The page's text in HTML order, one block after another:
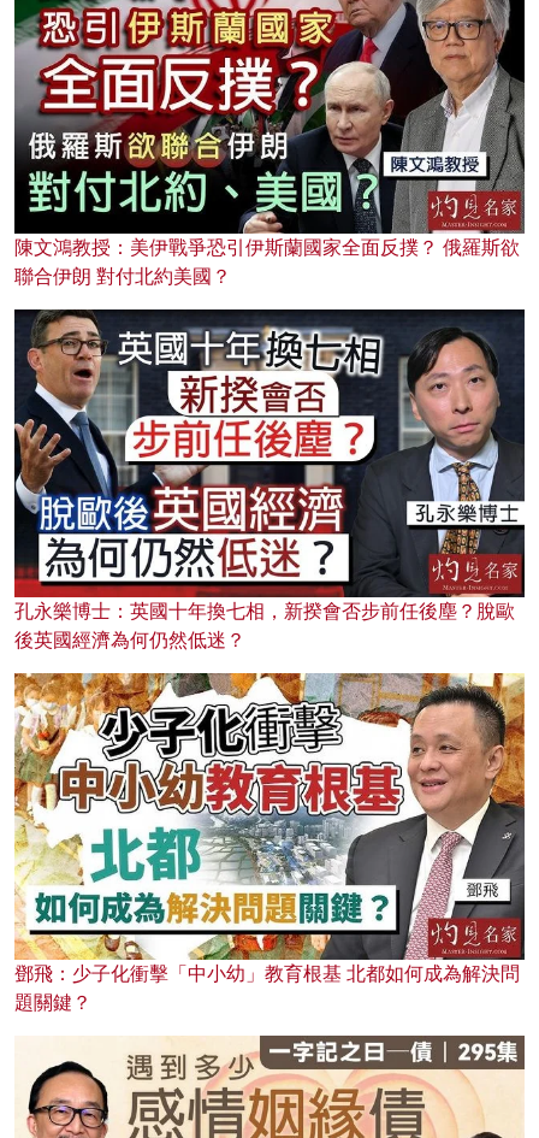
陳文鴻教授：美伊戰爭恐引伊斯蘭國家全面反撲？ 俄羅斯欲
聯合伊朗 對付北約美國？
孔永樂博士：英國十年換七相，新揆會否步前任後塵？脫歐
後英國經濟為何仍然低迷？
鄧飛：少子化衝擊「中小幼」教育根基 北都如何成為解決問
題關鍵？